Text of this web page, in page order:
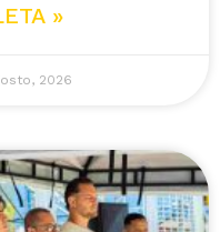
»
2026